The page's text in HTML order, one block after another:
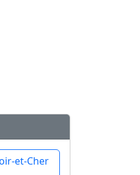
et-Cher